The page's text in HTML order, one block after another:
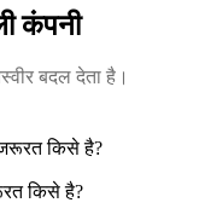
कंपनी
बदल देता है।
किसे है?